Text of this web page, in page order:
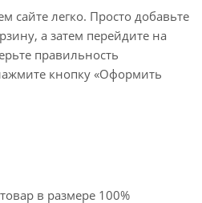
сайте легко. Просто добавьте
а затем перейдите на
правильность
кнопку «Оформить
в размере 100%